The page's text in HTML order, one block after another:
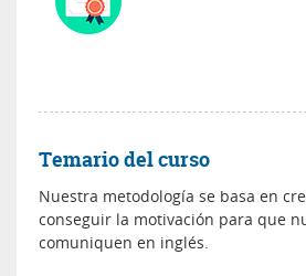
Temario del curso
Nuestra metodología se basa en
conseguir la motivación para que
comuniquen en inglés.